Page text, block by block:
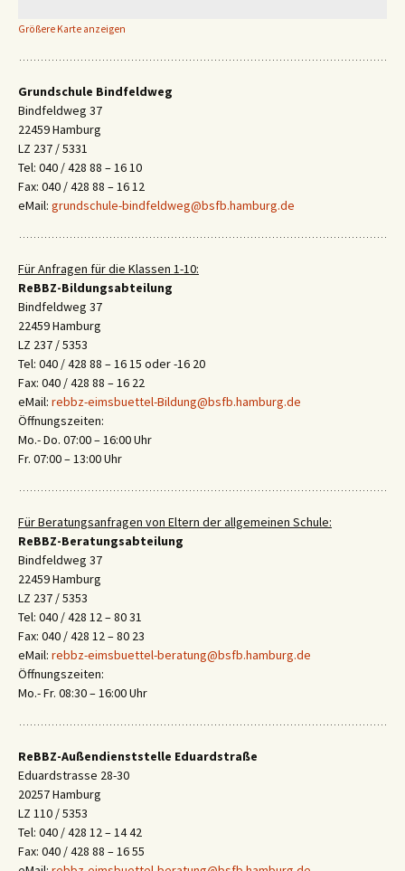
Größere Karte anzeigen
Grundschule Bindfeldweg
Bindfeldweg 37
22459 Hamburg
LZ 237 / 5331
Tel: 040 / 428 88 – 16 10
Fax: 040 / 428 88 – 16 12
eMail: grundschule-bindfeldweg@bsfb.hamburg.de
Für Anfragen für die Klassen 1-10:
ReBBZ-Bildungsabteilung
Bindfeldweg 37
22459 Hamburg
LZ 237 / 5353
Tel: 040 / 428 88 – 16 15 oder -16 20
Fax: 040 / 428 88 – 16 22
eMail: rebbz-eimsbuettel-Bildung@bsfb.hamburg.de
Öffnungszeiten:
Mo.- Do. 07:00 – 16:00 Uhr
Fr. 07:00 – 13:00 Uhr
Für Beratungsanfragen von Eltern der allgemeinen Schule:
ReBBZ-Beratungsabteilung
Bindfeldweg 37
22459 Hamburg
LZ 237 / 5353
Tel: 040 / 428 12 – 80 31
Fax: 040 / 428 12 – 80 23
eMail: rebbz-eimsbuettel-beratung@bsfb.hamburg.de
Öffnungszeiten:
Mo.- Fr. 08:30 – 16:00 Uhr
ReBBZ-Außendienststelle Eduardstraße
Eduardstrasse 28-30
20257 Hamburg
LZ 110 / 5353
Tel: 040 / 428 12 – 14 42
Fax: 040 / 428 88 – 16 55